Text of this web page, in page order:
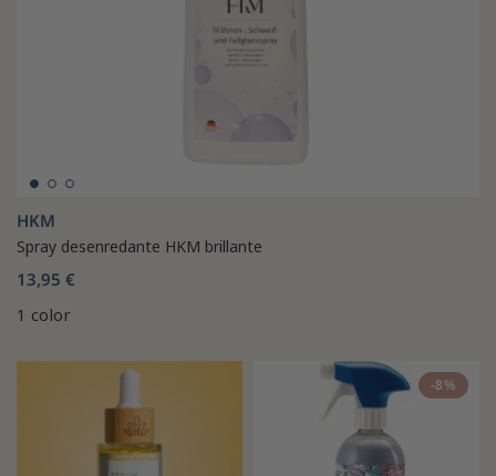
HKM
Spray desenredante HKM brillante
13,95 €
1 color
-8%